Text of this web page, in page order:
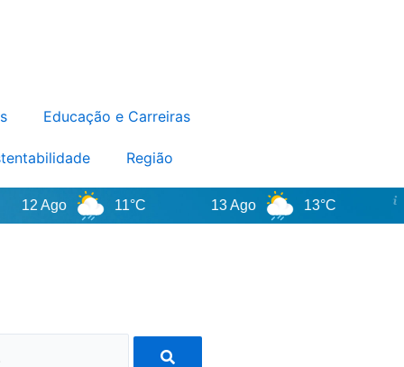
Educação e Carreiras
Região
Ago 11°C 13 Ago 13°C